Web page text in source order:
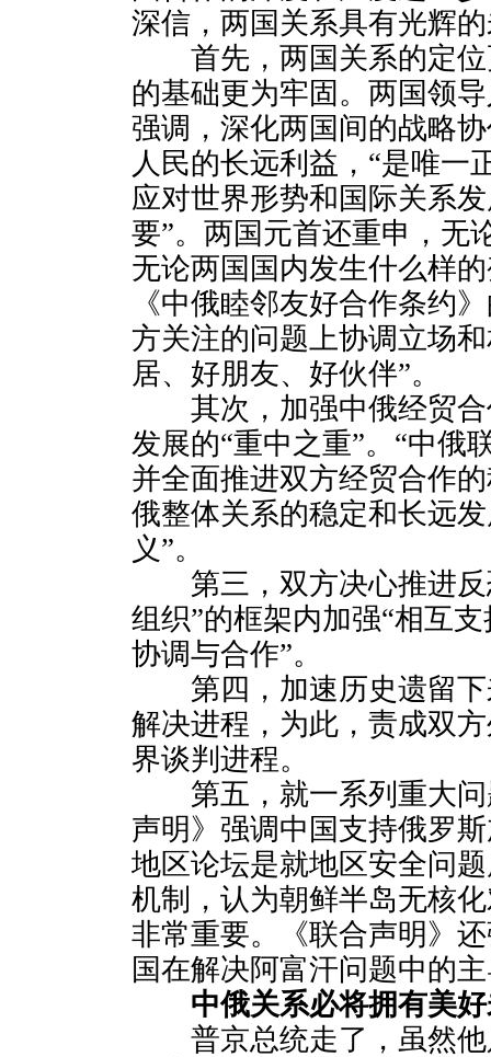
深信，两国关系具有光辉
首先，两国关系的定位
的基础更为牢固。两国领
强调，深化两国间的战略
人民的长远利益，“是唯一
应对世界形势和国际关系
要”。两国元首还重申，无
无论两国国内发生什么样
《中俄睦邻友好合作条约
方关注的问题上协调立场
居、好朋友、好伙伴”。
其次，加强中俄经贸合
发展的“重中之重”。“中俄
并全面推进双方经贸合作
俄整体关系的稳定和长远
义”。
第三，双方决心推进反
组织”的框架内加强“相互
协调与合作”。
第四，加速历史遗留下
解决进程，为此，责成双
界谈判进程。
第五，就一系列重大问
声明》强调中国支持俄罗
地区论坛是就地区安全问
机制，认为朝鲜半岛无核
非常重要。《联合声明》
国在解决阿富汗问题中的
中俄关系必将拥有美好
普京总统走了，虽然他